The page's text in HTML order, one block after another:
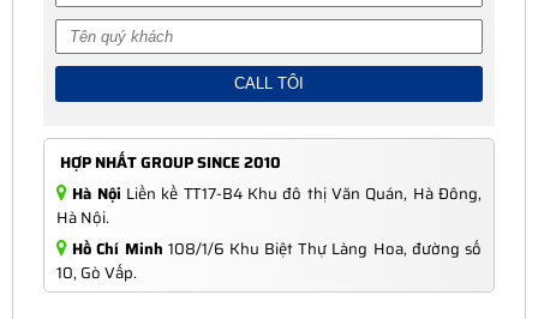
HỢP NHẤT GROUP SINCE 2010
Hà Nội Liền kề TT17-B4 Khu đô thị Văn Quán, Hà Đông,
Hà Nội.
Hồ Chí Minh 108/1/6 Khu Biệt Thự Làng Hoa, đường số
10, Gò Vấp.